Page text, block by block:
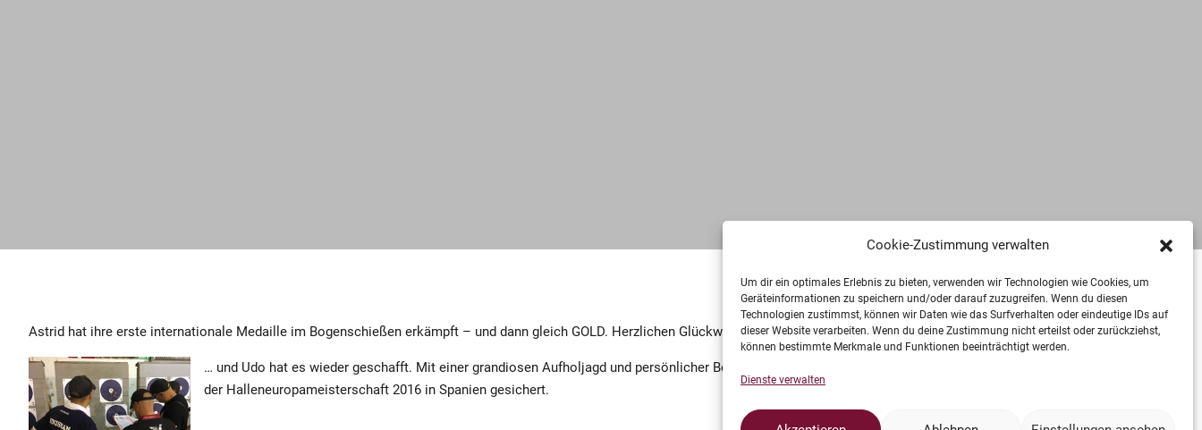
Cookie-Zustimmung verwalten
Um dir ein optimales Erlebnis zu bieten, verwenden wir Technologien wie Cookies, um
Geräteinformationen zu speichern und/oder darauf zuzugreifen. Wenn du diesen
Technologien zustimmst, können wir Daten wie das Surfverhalten oder eindeutige IDs auf
dieser Website verarbeiten. Wenn du deine Zustimmung nicht erteilst oder zurückziehst,
können bestimmte Merkmale und Funktionen beeinträchtigt werden.
Dienste verwalten
Astrid hat ihre erste internationale Medaille im Bogenschießen erkämpft – und dann gleich GOLD. Herzlichen Glückwunsch.
… und Udo hat es wieder geschafft. Mit einer grandiosen Aufholjagd und persönlicher Bestleistung hat er einen 16 Punkterückstand aufgeholt und sich den Titel bei
der Halleneuropameisterschaft 2016 in Spanien gesichert.